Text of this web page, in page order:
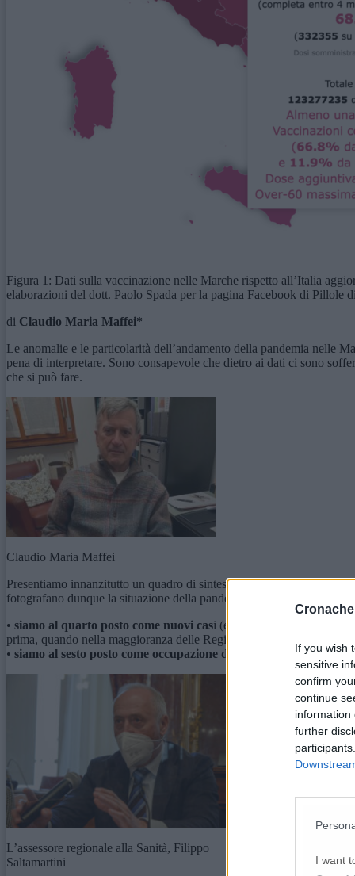
If you wish
sensitive
confirm
continue
information
further
I want
Figura 1: Dati sulla vaccinazione nelle Marche rispetto all’Italia
elaborazioni del dott. Paolo Spada per la pagina Facebook di Pillole
di Claudio Maria Maffei*
Le anomalie e le particolarità dell’andamento della pandemia nelle
pena di interpretare. Sono consapevole che dietro ai dati ci sono
che si può fare.
Claudio Maria Maffei
Presentiamo innanzitutto un quadro di sintesi utilizzando come
fotografano dunque la situazione della pandemia del giorno prima.
• siamo al quarto posto come nuovi casi (e quindi come soggetti
prima, quando nella maggioranza delle Regioni c’è stata una
• siamo al sesto posto come occupazione delle terapie intensive
L’assessore regionale alla Sanità, Filippo
Saltamartini